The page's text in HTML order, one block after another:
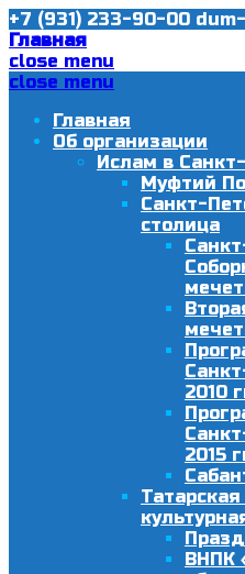
+7 (931) 233-90-00
Главная
close menu
close menu
Главная
Об организации
Ислам в
Муфтий
Санкт-
столица
2010
2015
ВНПК